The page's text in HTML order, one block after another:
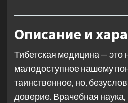
Описание и
Тибетская медицина — это
малодоступное нашему
таинственное, но,
доверие. Врачебная